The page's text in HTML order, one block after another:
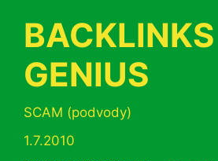
BACKLINKS
GENIUS
Rubriky
SCAM (podvody)
1.7.2010